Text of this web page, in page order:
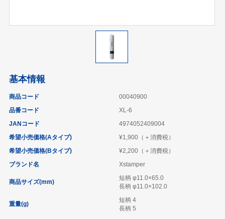
基本情報
商品コード
00040900
品番コード
XL-6
JANコード
4974052409004
希望小売価格(Aタイプ)
¥1,900（＋消費税）
希望小売価格(Bタイプ)
¥2,200（＋消費税）
ブランド名
Xstamper
商品サイズ(mm)
短柄 φ11.0×65.0
長柄 φ11.0×102.0
重量(g)
短柄 4
長柄 5